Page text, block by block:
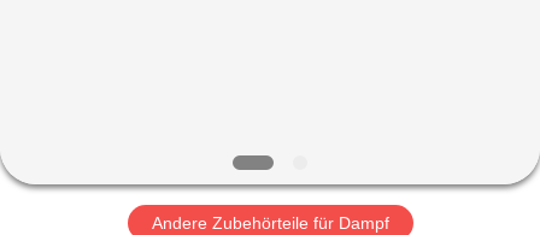
ÜBER
UNS
Andere Zubehörteile für Dampf